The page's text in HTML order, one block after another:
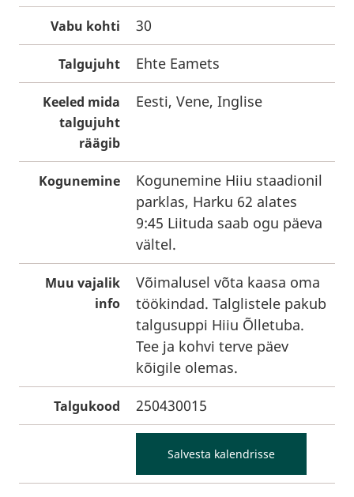
Vabu kohti 30
Talgujuht Ehte Eamets
Keeled mida
talgujuht
räägib
Eesti, Vene, Inglise
Kogunemine
Kogunemine Hiiu staadionil
parklas, Harku 62 alates
9:45 Liituda saab ogu päeva
vältel.
Muu vajalik
info
Võimalusel võta kaasa oma
töökindad. Talglistele pakub
talgusuppi Hiiu Õlletuba.
Tee ja kohvi terve päev
kõigile olemas.
Talgukood 250430015
Salvesta kalendrisse